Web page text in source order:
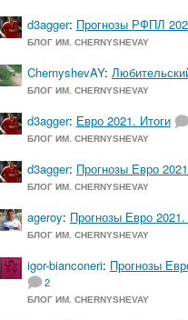
d3agger: Прогнозы РФПЛ
БЛОГ ИМ. CHERNYSHEVAY
ChernyshevAY:
БЛОГ ИМ. CHERNYSHEVAY
d3agger: Евро 2021. Итоги
БЛОГ ИМ. CHERNYSHEVAY
d3agger: Прогнозы Евро
БЛОГ ИМ. CHERNYSHEVAY
ageroy: Прогнозы Евро
БЛОГ ИМ. CHERNYSHEVAY
igor-bianconeri: Прогнозы
2
БЛОГ ИМ. CHERNYSHEVAY